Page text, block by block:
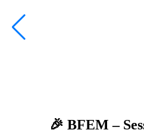
🎉 BFEM –